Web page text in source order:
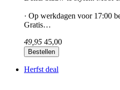
· Op werkdagen voor 17:00
Gratis…
49,95 45,00
Bestellen
Herfst deal